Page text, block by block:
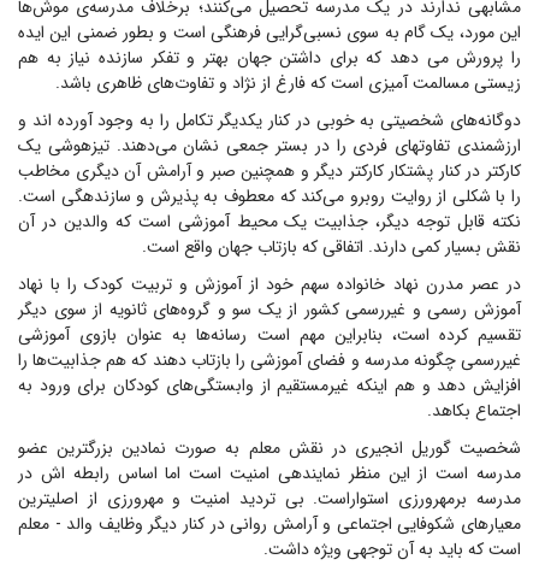
مشابهی ندارند در یک مدرسه تحصیل می‌کنند؛ برخلاف مدرسه‌ی موش‌ها
این مورد، یک گام به سوی نسبی‌گرایی فرهنگی است و بطور ضمنی این ایده
را پرورش می دهد که برای داشتن جهان بهتر و تفکر سازنده نیاز به هم
زیستی مسالمت آمیزی است که فارغ از نژاد و تفاوت‌های ظاهری باشد.
دوگانه‌های شخصیتی به خوبی در کنار یکدیگر تکامل را به وجود آورده اند و
ارزشمندی تفاوتهای فردی را در بستر جمعی نشان می‌دهند. تیزهوشی یک
کارکتر در کنار پشتکار کارکتر دیگر و همچنین صبر و آرامش آن دیگری مخاطب
را با شکلی از روایت روبرو می‌کند که معطوف به پذیرش و سازندهگی است.
نکته قابل توجه دیگر، جذابیت یک محیط آموزشی است که والدین در آن
نقش بسیار کمی دارند. اتفاقی که بازتاب جهان واقع است.
در عصر مدرن نهاد خانواده سهم خود از آموزش و تربیت کودک را با نهاد
آموزش رسمی و غیررسمی کشور از یک سو و گروه‌های ثانویه از سوی دیگر
تقسیم کرده است، بنابراین مهم است رسانه‌ها به عنوان بازوی آموزشی
غیررسمی چگونه مدرسه و فضای آموزشی را بازتاب دهند که هم جذابیت‌ها را
افزایش دهد و هم اینکه غیرمستقیم از وابستگی‌های کودکان برای ورود به
اجتماع بکاهد.
شخصیت گوریل انجیری در نقش معلم به صورت نمادین بزرگترین عضو
مدرسه است از این منظر نمایندهی امنیت است اما اساس رابطه اش در
مدرسه برمهرورزی استواراست. بی تردید امنیت و مهرورزی از اصلیترین
معیارهای شکوفایی اجتماعی و آرامش روانی در کنار دیگر وظایف والد - معلم
است که باید به آن توجهی ویژه داشت.